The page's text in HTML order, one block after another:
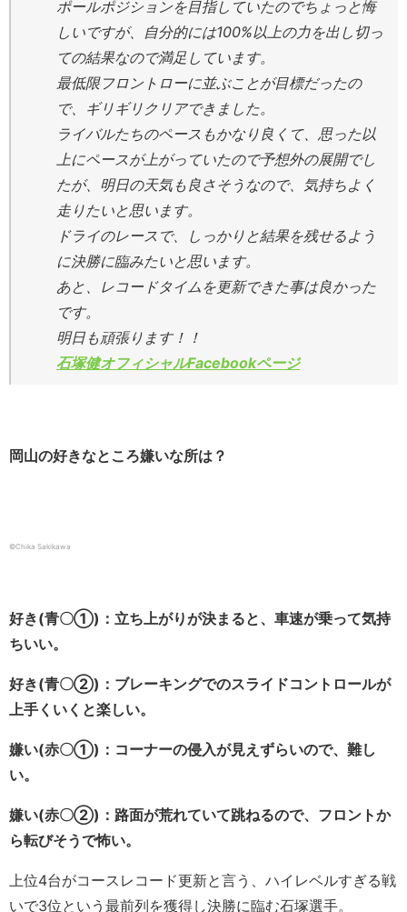
ポールポジションを目指していたのでちょっと悔
しいですが、自分的には100%以上の力を出し切っ
ての結果なので満足しています。
最低限フロントローに並ぶことが目標だったの
で、ギリギリクリアできました。
ライバルたちのペースもかなり良くて、思った以
上にペースが上がっていたので予想外の展開でし
たが、明日の天気も良さそうなので、気持ちよく
走りたいと思います。
ドライのレースで、しっかりと結果を残せるよう
に決勝に臨みたいと思います。
あと、レコードタイムを更新できた事は良かった
です。
明日も頑張ります！！
石塚健オフィシャルFacebookページ
岡山の好きなところ嫌いな所は？
©Chika Sakikawa
好き(青〇①)：立ち上がりが決まると、車速が乗って気持
ちいい。
好き(青〇②)：ブレーキングでのスライドコントロールが
上手くいくと楽しい。
嫌い(赤〇①)：コーナーの侵入が見えずらいので、難し
い。
嫌い(赤〇②)：路面が荒れていて跳ねるので、フロントか
ら転びそうで怖い。
上位4台がコースレコード更新と言う、ハイレベルすぎる戦
いで3位という最前列を獲得し決勝に臨む石塚選手。